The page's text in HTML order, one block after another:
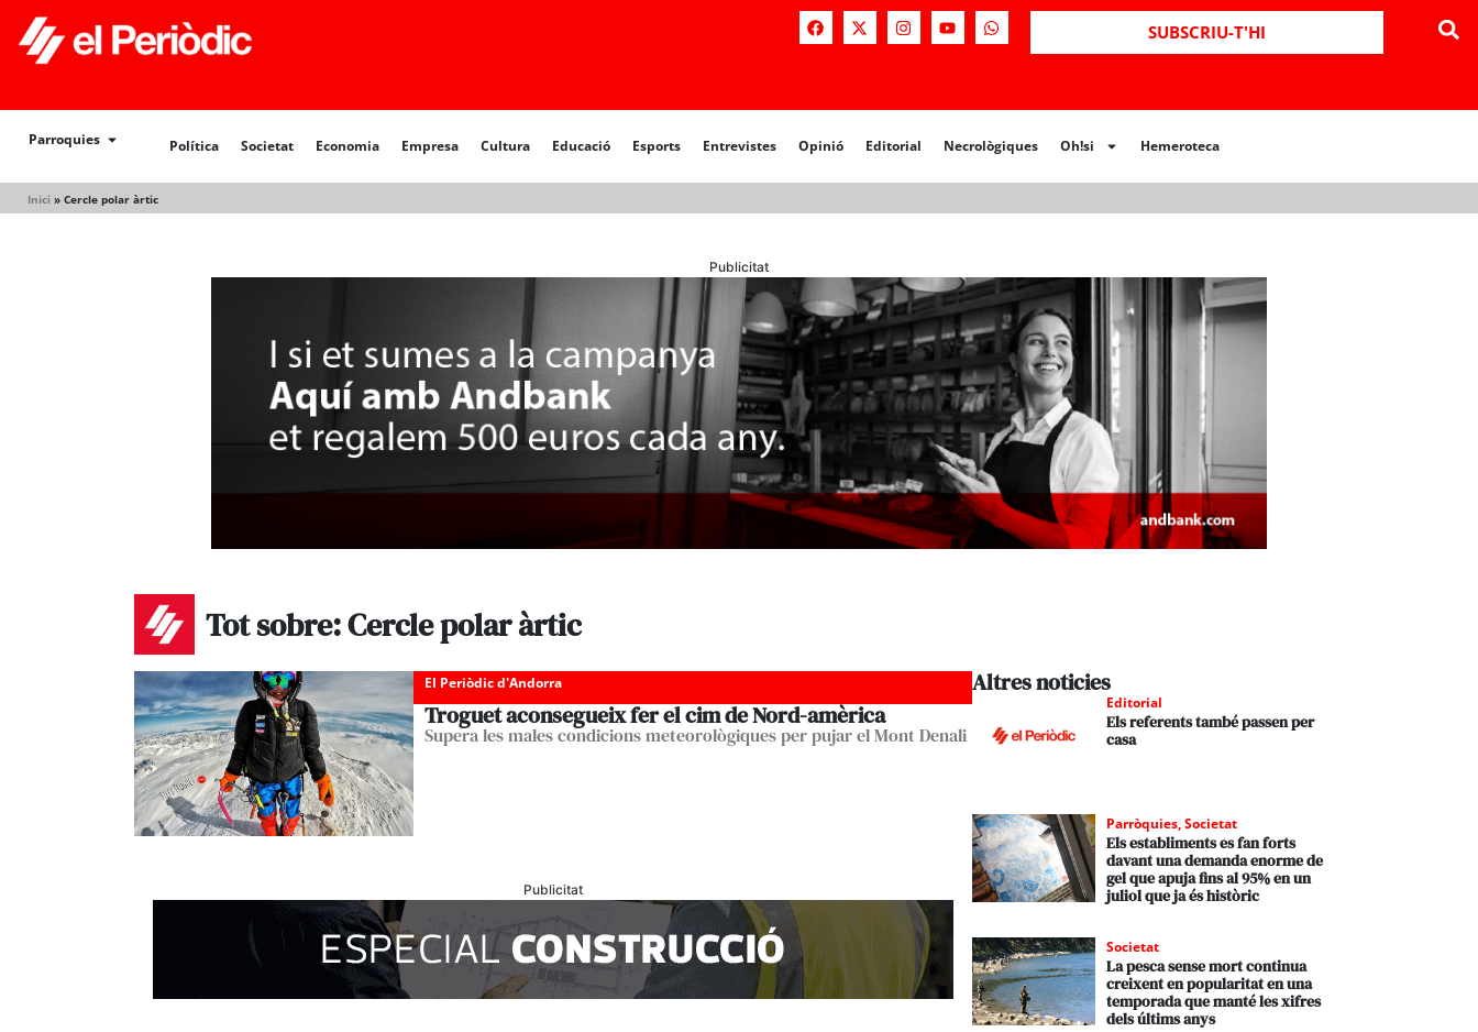
SUBSCRIU-T'HI
Parroquies Política Societat Economia Empresa Cultura Educació Esports Entrevistes Opinió Editorial Necrològiques Oh!si Hemeroteca
Inici » Cercle polar àrtic
Política Societat Opinió Editorial Necrològiques Hemeroteca
Publicitat
Tot sobre: Cercle polar àrtic
El Periòdic d'Andorra
Troguet aconsegueix fer el cim de Nord-amèrica
Supera les males condicions meteorològiques per pujar el Mont Denali
Publicitat
Altres noticies
Editorial
Els referents també passen per
casa
Parròquies,Societat
Els establiments es fan forts
davant una demanda enorme de
gel que apuja fins al 95% en un
juliol que ja és històric
Societat
La pesca sense mort continua
creixent en popularitat en una
temporada que manté les xifres
dels últims anys